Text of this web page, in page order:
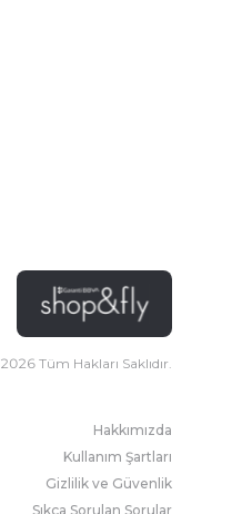
2026 Tüm Hakları Saklıdır.
Hakkımızda
Kullanım Şartları
Gizlilik ve Güvenlik
Sıkça Sorulan Sorular